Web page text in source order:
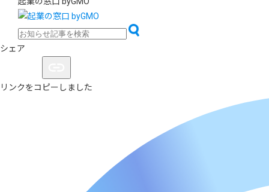
シェア
リンクをコピーしました